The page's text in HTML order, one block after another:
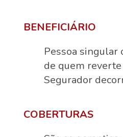
BENEFICIÁRIO
Pessoa singular
de quem
Segurador
COBERTURAS